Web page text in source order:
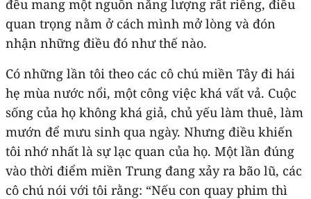
đều mang một nguồn năng lượng rất riêng, điều
quan trọng nằm ở cách mình mở lòng và đón
nhận những điều đó như thế nào.
Có những lần tôi theo các cô chú miền Tây đi hái
hẹ mùa nước nổi, một công việc khá vất vả. Cuộc
sống của họ không khá giả, chủ yếu làm thuê, làm
mướn để mưu sinh qua ngày. Nhưng điều khiến
tôi nhớ nhất là sự lạc quan của họ. Một lần đúng
vào thời điểm miền Trung đang xảy ra bão lũ, các
cô chú nói với tôi rằng: “Nếu con quay phim thì